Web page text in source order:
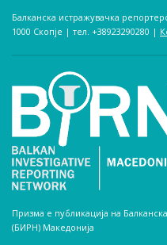
Балканска истражувачка
1000 Скопје | тел. +38923290280­ |
Призма е публикација на
(БИРН) Македонија